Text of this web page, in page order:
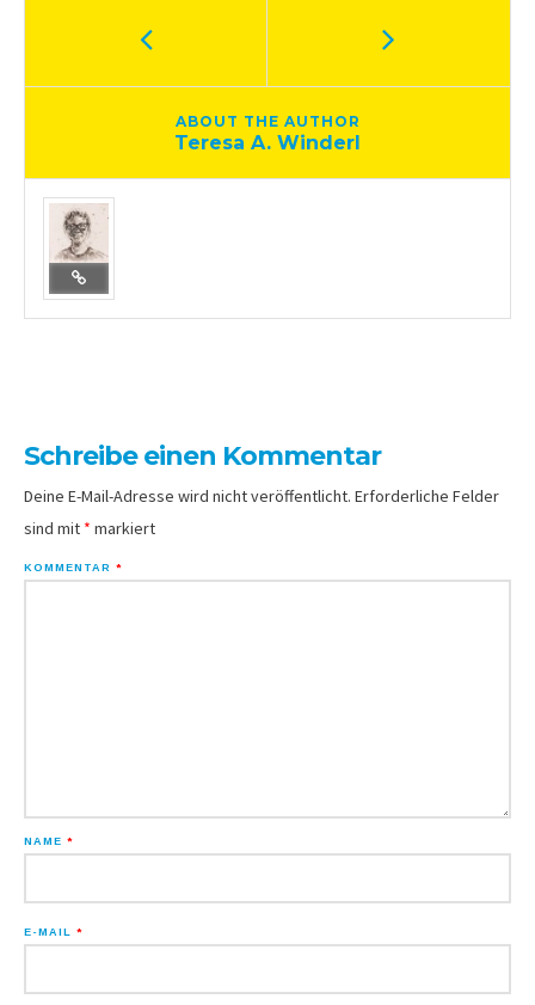
ABOUT THE AUTHOR
Teresa A. Winderl
Schreibe einen Kommentar
Deine E-Mail-Adresse wird nicht veröffentlicht. Erforderliche Felder
sind mit * markiert
KOMMENTAR *
NAME *
E-MAIL *